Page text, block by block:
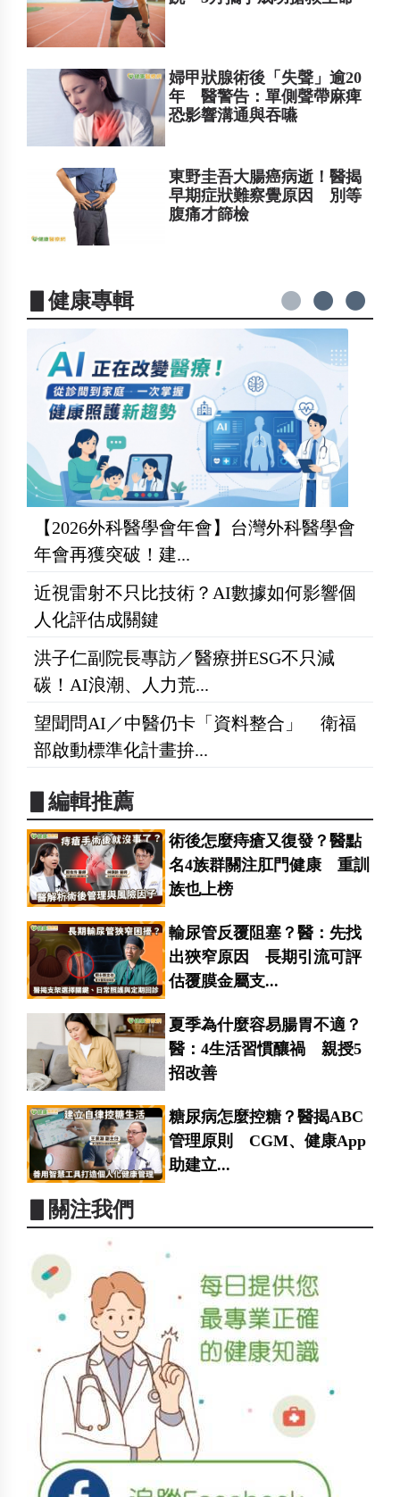
婦甲狀腺術後「失聲」逾20
年 醫警告：單側聲帶麻痺
恐影響溝通與吞嚥
東野圭吾大腸癌病逝！醫揭
早期症狀難察覺原因 別等
腹痛才篩檢
▋健康專輯
【2026外科醫學會年會】台灣外科醫學會
年會再獲突破！建...
近視雷射不只比技術？AI數據如何影響個
人化評估成關鍵
洪子仁副院長專訪／醫療拼ESG不只減
碳！AI浪潮、人力荒...
望聞問AI／中醫仍卡「資料整合」 衛福
部啟動標準化計畫拚...
▋編輯推薦
術後怎麼痔瘡又復發？醫點
名4族群關注肛門健康 重訓
族也上榜
輸尿管反覆阻塞？醫：先找
出狹窄原因 長期引流可評
估覆膜金屬支...
夏季為什麼容易腸胃不適？
醫：4生活習慣釀禍 親授5
招改善
糖尿病怎麼控糖？醫揭ABC
管理原則 CGM、健康App
助建立...
▋關注我們